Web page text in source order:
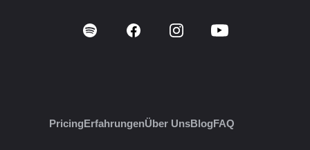
PricingErfahrungenÜber UnsBlogFAQ